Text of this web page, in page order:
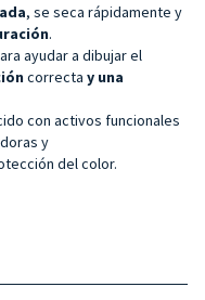
, se seca rápidamente y
.
ayudar a dibujar el
correcta y una
con activos funcionales
y
del color.